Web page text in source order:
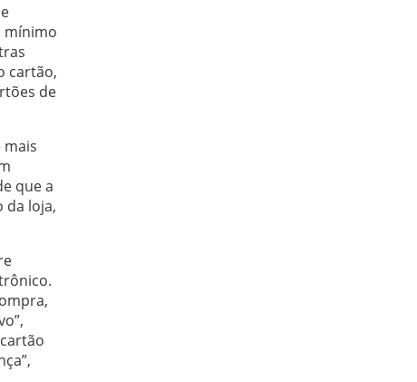
mínimo
cartão,
de
mais
que a
da loja,